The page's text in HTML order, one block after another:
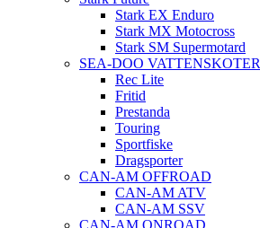
Stark EX Enduro
Stark MX Motocross
Stark SM Supermotard
SEA-DOO VATTENSKOTER
Rec Lite
Fritid
Prestanda
Touring
Sportfiske
Dragsporter
CAN-AM OFFROAD
CAN-AM ATV
CAN-AM SSV
CAN-AM ONROAD